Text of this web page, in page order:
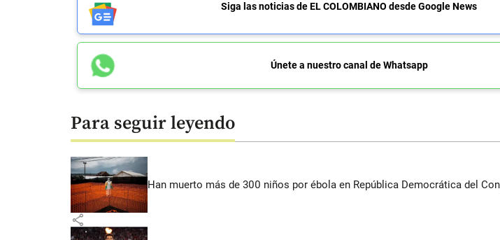
Siga las noticias de EL COLOMBIANO desde Google News
Únete a nuestro canal de Whatsapp
Para seguir leyendo
Han muerto más de 300 niños por ébola en República Democrática del
share